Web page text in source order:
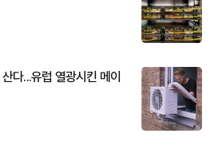
다...유럽 열광시킨 메이